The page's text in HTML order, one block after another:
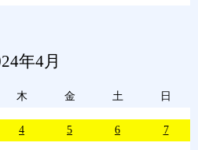
年4月
木 金 土 日
4 5 6 7